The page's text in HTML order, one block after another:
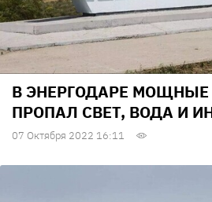
В ЭНЕРГОДАРЕ
ПРОПАЛ СВЕТ, ВОДА И
07 Октября 2022 16:11